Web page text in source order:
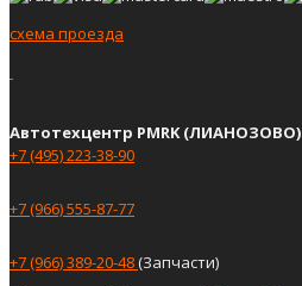
схема проезда
Автотехцентр PMRK (ЛИАНОЗОВО)
+7 (495) 223-38-90
+7 (966) 555-87-77
+7 (966) 389-20-48(Запчасти)